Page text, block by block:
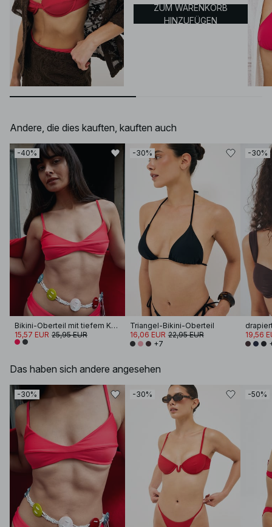
ZUM WARENKORB
HINZUFÜGEN
Andere, die dies kauften, kauften auch
-40%
Bikini-Oberteil mit tiefem Körbchen
15,57 EUR 25,95 EUR
-30%
Triangel-Bikini-Oberteil
16,06 EUR 22,95 EUR
+7
-30%
19,56
Das haben sich andere angesehen
-30% -30% -50%